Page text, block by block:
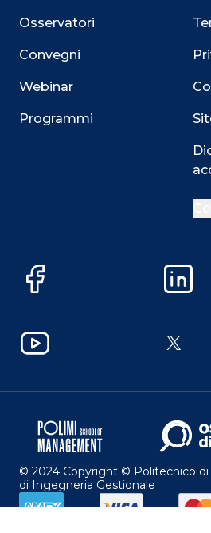
Osservatori
Convegni
Webinar
Programmi
Facebook LinkedIn
YouTube X
© 2024 Copyright © Politecnico
di Ingegneria Gestionale